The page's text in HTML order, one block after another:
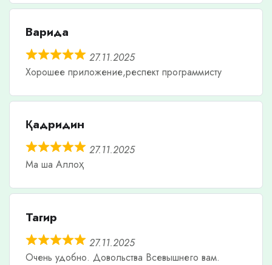
Варида
27.11.2025
Хорошее приложение,респект программисту
Қадридин
27.11.2025
Ма ша Аллоҳ
Тагир
27.11.2025
Очень удобно. Довольства Всевышнего вам.